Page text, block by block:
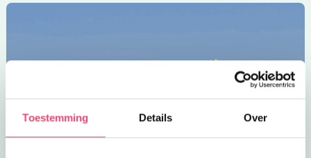
Toestemming Details Over